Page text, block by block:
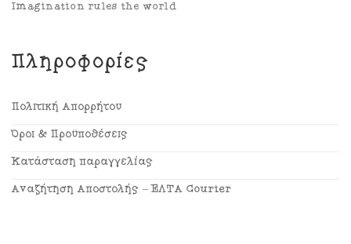
Imagination rules the world
Πληροφορίες
Πολιτική Απορρήτου
Όροι & Προϋποθέσεις
Κατάσταση παραγγελίας
Αναζήτηση Αποστολής – ΕΛΤΑ Courier